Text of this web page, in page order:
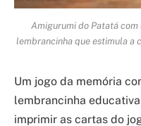
Amigurumi do Patatá
lembrancinha que estimula a
Um jogo da memória
lembrancinha
imprimir as cartas do